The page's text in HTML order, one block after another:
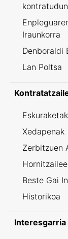
Iraunkorra
Denboraldi
Lan Poltsa
Eskuraketak
Xedapenak
Zerbitzuen
Beste Gai
Historikoa
Interesgarria